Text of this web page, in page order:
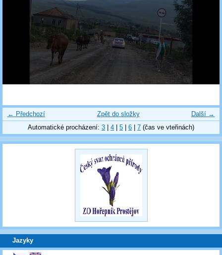
← Předchozí Další →
Zpět do složky
Automatické procházení: 3 | 4 | 5 | 6 | 7 (čas ve vteřinách)
Jazyky